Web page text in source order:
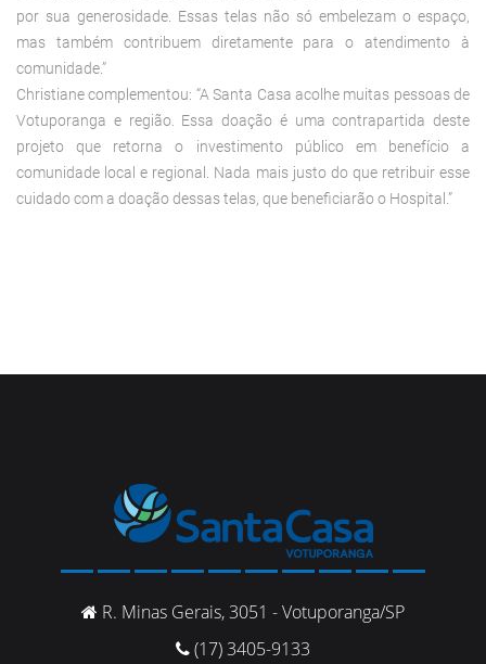
por sua generosidade. Essas telas não só embelezam o espaço,
mas também contribuem diretamente para o atendimento à
comunidade.”
Christiane complementou: “A Santa Casa acolhe muitas pessoas de
Votuporanga e região. Essa doação é uma contrapartida deste
projeto que retorna o investimento público em benefício a
comunidade local e regional. Nada mais justo do que retribuir esse
cuidado com a doação dessas telas, que beneficiarão o Hospital.”
R. Minas Gerais, 3051 - Votuporanga/SP
(17) 3405-9133